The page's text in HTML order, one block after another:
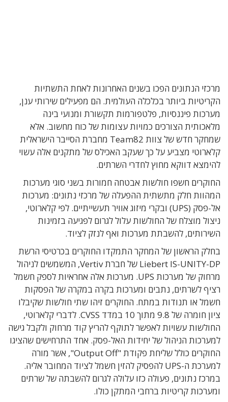
מרכזי הנתונים הפכו בשנים האחרונות לאחת התשתיות
הקריטיות ביותר בכלכלה העולמית. הם מפעילים שירותי ענן,
מערכות פיננסיות, פלטפורמות תקשורת ומנועי בינה
מלאכותית הצורכים כמויות עצומות של כוח מחשוב. אלא
שמחקר חדש של צוות Team82 מחברת הסייבר הישראלית
קלארוטי מצביע על כך שעקב האכילס של מתקנים אלה עשוי
להימצא דווקא מחוץ לחדרי השרתים.
החוקרים חשפו חולשות אבטחה חמורות בשני סוגי מערכות
המהוות חלק מתשתית ההפעלה של מרכזי נתונים: מערכות
אל-פסק (UPS) ובקרי מיזוג אוויר תעשייתיים. לפי קלארוטי,
ניצול מוצלח של החולשות עלול לגרום לפגיעה בזמינות
השירותים, להשבתת מערכות ואף לנזק לציוד.
בחלק הראשון של המחקר התמקדו החוקרים בכרטיסי הרשת
Liebert IS-UNITY-DP של חברת Vertiv, המשמשים לניהול
מרחוק של מערכות UPS. מערכות אלה אחראיות לספק חשמל
רציף לשרתים, נתבים ומערכות בקרה במקרה של הפסקות
חשמל או תנודות במתח. החוקרים זיהו שתי חולשות שקיבלו
ציון חומרה של 9.8 מתוך 10 במדד CVSS. לדברי קלארוטי,
החולשות עשויות לאפשר לתוקף להריץ קוד מרחוק ולקבל גישה
למערכות הניהול של יחידות האל-פסק. אחד התרחישים שהציגו
החוקרים כולל שליחת פקודת "Output Off", אשר מורה
למערכת ה-UPS להפסיק להזין חשמל לציוד המחובר אליה.
במרכז נתונים, פעולה כזו עלולה לגרום להשבתה של שרתים
ומערכות קריטיות ברחבי המתקן כולו.